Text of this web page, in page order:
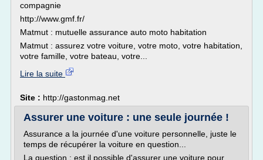
compagnie
http://www.gmf.fr/
Matmut : mutuelle assurance auto moto habitation
Matmut : assurez votre voiture, votre moto, votre habitation,
votre famille, votre bateau, votre...
Lire la suite
Site : http://gastonmag.net
Assurer une voiture : une seule journée !
Assurance a la journée d'une voiture personnelle, juste le
temps de récupérer la voiture en question...
La question : est il possible d'assurer une voiture pour